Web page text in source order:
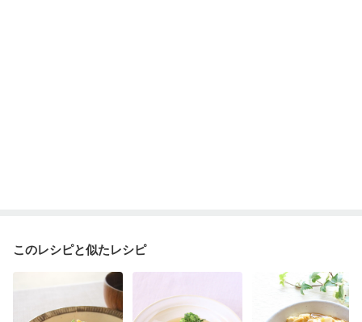
このレシピと似たレシピ